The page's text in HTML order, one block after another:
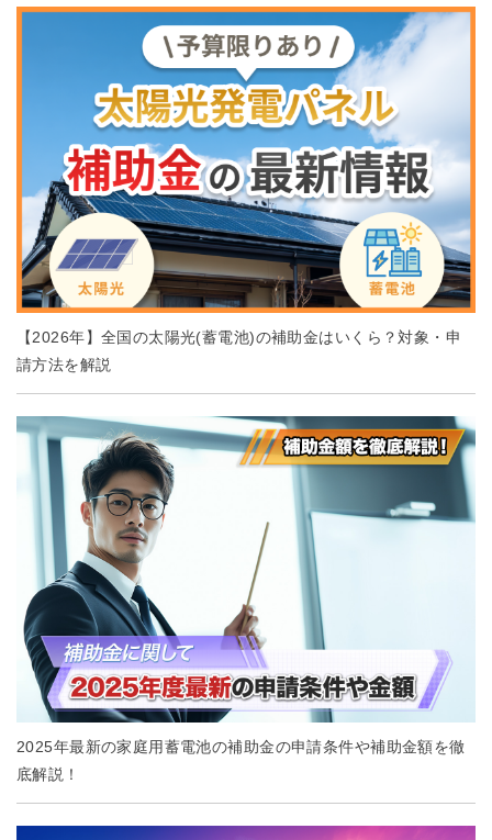
【2026年】全国の太陽光(蓄電池)の補助金はいくら？対象・申
請方法を解説
2025年最新の家庭用蓄電池の補助金の申請条件や補助金額を徹
底解説！